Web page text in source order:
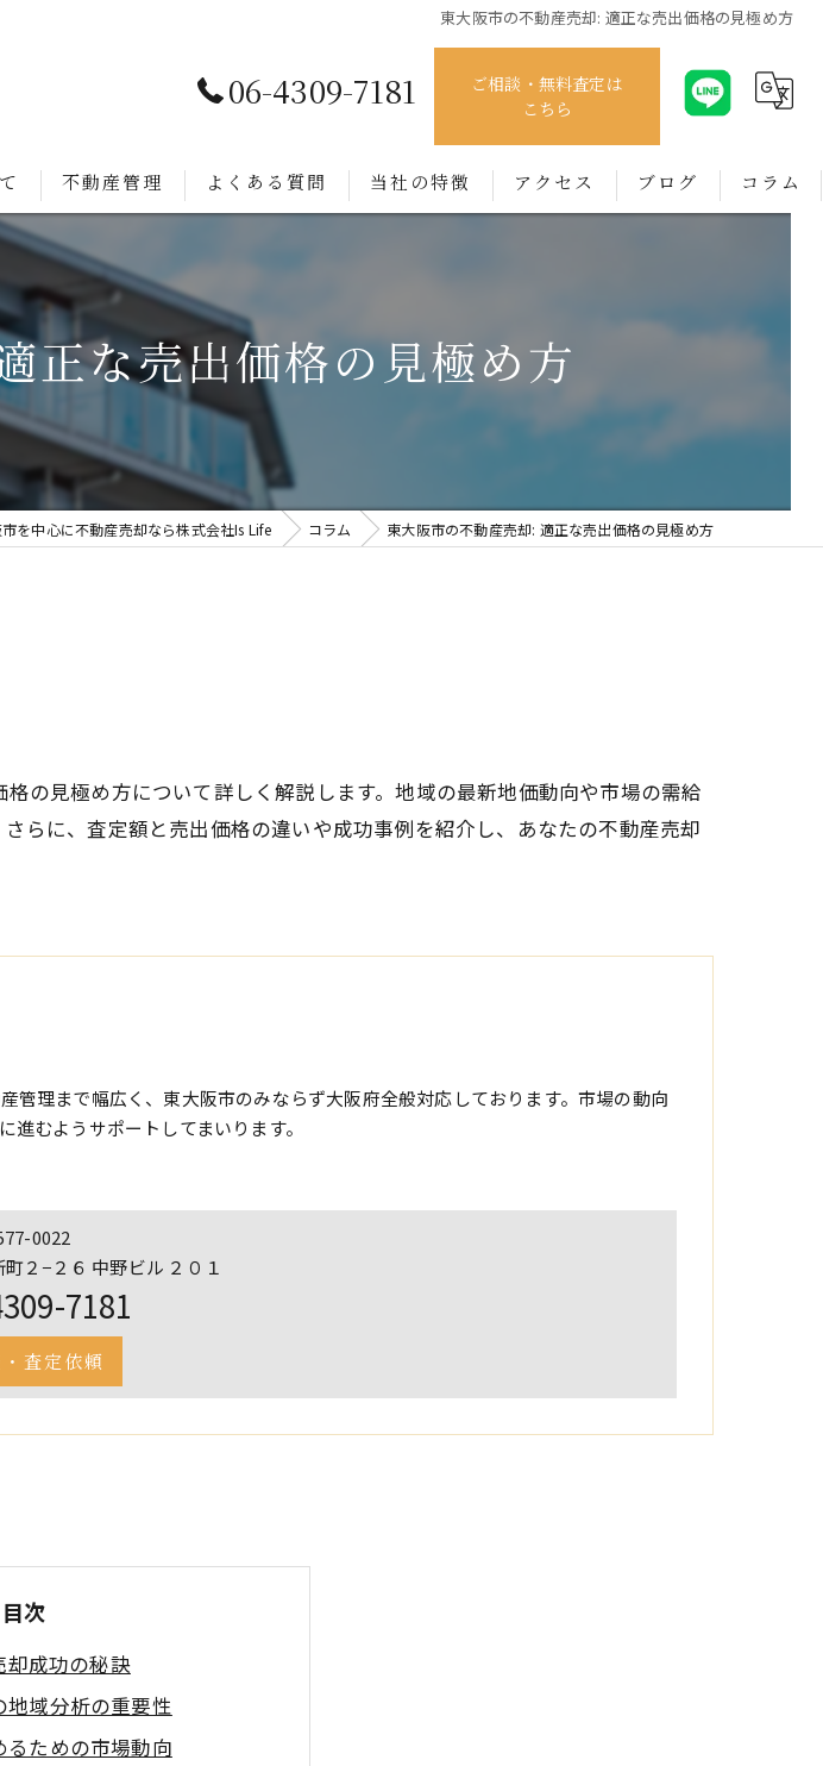
東大阪市の不動産売却: 適正な売出価格の見極め方
06-4309-7181
ご相談・無料査定は
こちら
不動産管理 よくある質問 当社の特徴
管理
アクセス ブログ コラム
正な売出価格の見極め方
を中心に不動産売却なら株式会社Is Life コラム 東大阪市の不動産売却: 適正な売出価格の見極め方
の見極め方について詳しく解説します。地域の最新地価動向や市場の需給
らに、査定額と売出価格の違いや成功事例を紹介し、あなたの不動産売却
管理まで幅広く、東大阪市のみならず大阪府全般対応しております。市場の動向
むようサポートしてまいります。
0022
２−２６ 中野ビル ２０１
7181
査定依頼
目次
却成功の秘訣
域分析の重要性
るための市場動向